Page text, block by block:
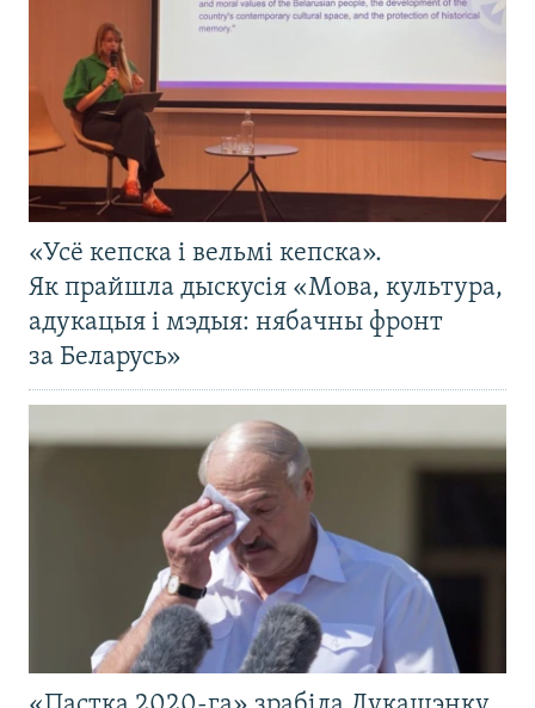
«Усё кепска і вельмі кепска».
Як прайшла дыскусія «Мова, культура,
адукацыя і мэдыя: нябачны фронт
за Беларусь»